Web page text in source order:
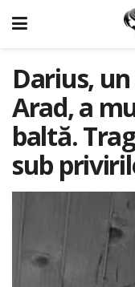
Darius,
Arad, a
baltă.
sub